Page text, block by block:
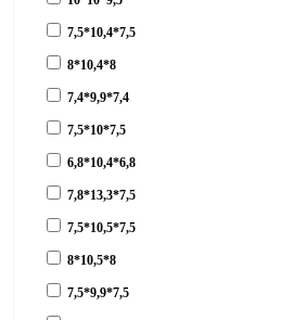
7,5*10,4*7,5
8*10,4*8
7,4*9,9*7,4
7,5*10*7,5
6,8*10,4*6,8
7,8*13,3*7,5
7,5*10,5*7,5
8*10,5*8
7,5*9,9*7,5